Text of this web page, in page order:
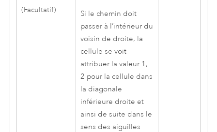
(Facultatif)
Si le chemin doit
passer à l’intérieur du
voisin de droite, la
cellule se voit
attribuer la valeur 1,
2 pour la cellule dans
la diagonale
inférieure droite et
ainsi de suite dans le
sens des aiguilles